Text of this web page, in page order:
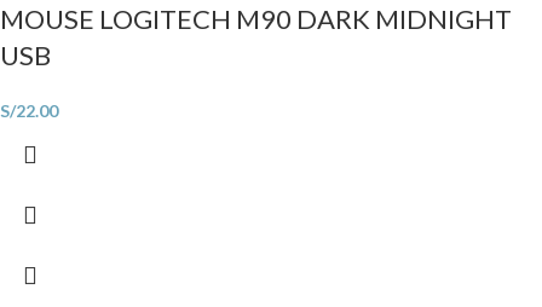
MOUSE LOGITECH M90 DARK MIDNIGHT
USB
S/22.00